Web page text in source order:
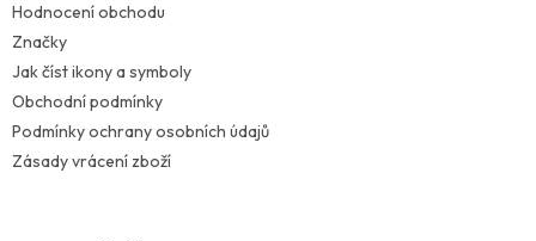
Hodnocení obchodu
Značky
Jak číst ikony a symboly
Obchodní podmínky
Podmínky ochrany osobních údajů
Zásady vrácení zboží